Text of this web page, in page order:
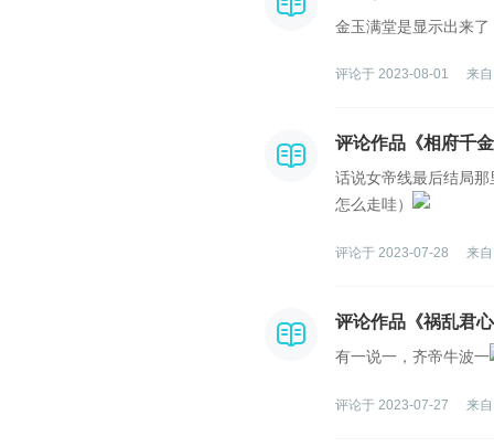
金玉满堂是显示出来
评论于 2023-08-01 来
评论作品《相府千
话说女帝线最后结局
怎么走哇）
评论于 2023-07-28 来
评论作品《祸乱君
有一说一，齐帝牛波一
评论于 2023-07-27 来